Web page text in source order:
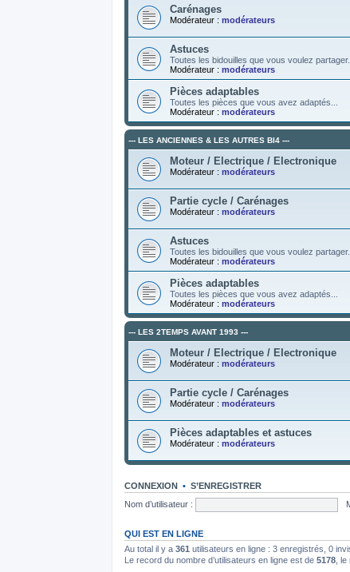
Carénages
Modérateur : modérateurs
Astuces
Toutes les bidouilles que vous voulez partager...
Modérateur : modérateurs
Pièces adaptables
Toutes les pièces que vous avez adaptés...
Modérateur : modérateurs
--- LES ANCIENNES & LES AUTRES BI4 ---
Moteur / Electrique / Electronique
Modérateur : modérateurs
Partie cycle / Carénages
Modérateur : modérateurs
Astuces
Toutes les bidouilles que vous voulez partager...
Modérateur : modérateurs
Pièces adaptables
Toutes les pièces que vous avez adaptés...
Modérateur : modérateurs
--- LES 2TEMPS AVANT 1993 ---
Moteur / Electrique / Electronique
Modérateur : modérateurs
Partie cycle / Carénages
Modérateur : modérateurs
Pièces adaptables et astuces
Modérateur : modérateurs
CONNEXION • S’ENREGISTRER
Nom d’utilisateur :
QUI EST EN LIGNE
Au total il y a 361 utilisateurs en ligne : 3 enregistrés, 0
Le record du nombre d’utilisateurs en ligne est de 5178 ,